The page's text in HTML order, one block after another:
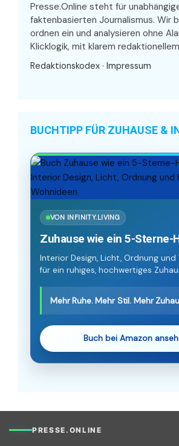
Presse.Online steht für
faktenbasierten Journalismus. Wir
ordnen ein und analysieren ohne
Klicklogik, mit klarem
Redaktionskodex · Impressum
BUCHTIPP FÜR ZUHAUSE &
VON INFINITY.LIVING
Zuhause wie ein 5-Sterne-
Interior Design, Licht, Ordnung und
für ein ruhiges, hochwertiges
Mehr Ruhe. Mehr Stil. Mehr
Buch bei Amazon
PRESSE.ONLINE